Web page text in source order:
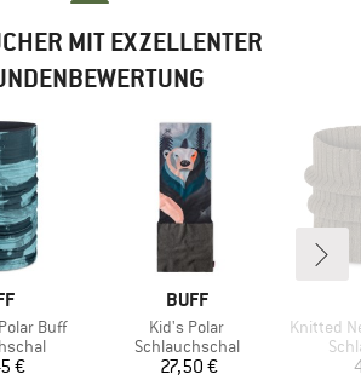
MIT EXZELLENTER
Buff
€
MARKE
BUFF
Artikel
Kid's Polar
Produktgruppe
Schlauchschal
Preis
27,50 €
Artikel
Knitted